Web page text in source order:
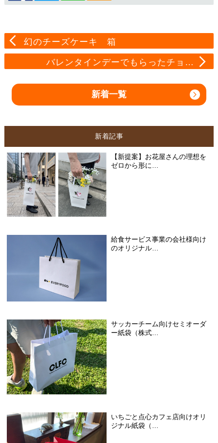
幻のチーズケーキ 箱
バレンタインデーでもらったチョ…
新着一覧
新着記事
【新提案】お花屋さんの理想を
ゼロから形に…
給食サービス事業の会社様向け
のオリジナル…
サッカーチーム向けセミオーダ
ー紙袋（株式…
いちごと点心カフェ店向けオリ
ジナル紙袋（…